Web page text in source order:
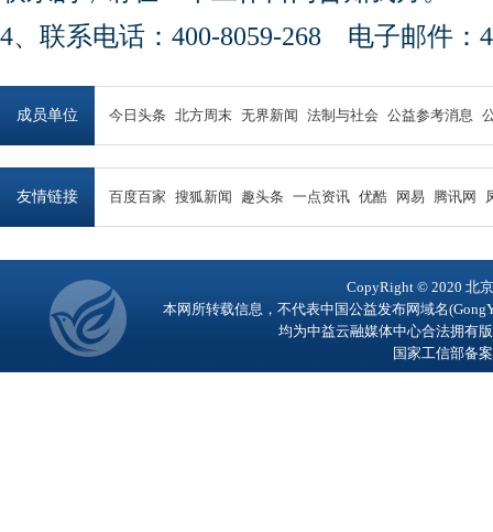
4、联系电话：400-8059-268 电子邮件：
成员单位 今日头条 北方周末 无界新闻 法制与社会 公益参考消息
友情链接 百度百家 搜狐新闻 趣头条 一点资讯 优酷 网易 腾讯网
CopyRight © 2020 北
本网所转载信息，不代表中国公益发布网域名
均为中益云融媒体中心合法拥有
国家工信部备